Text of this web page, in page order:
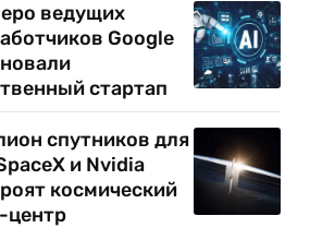
ведущих
Google
стартап
спутников для
и Nvidia
космический
центр